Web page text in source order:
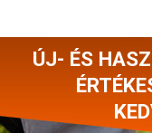
ÚJ- ÉS